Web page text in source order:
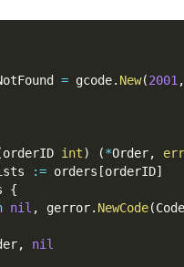
= gcode. New(2001 ,
orderID int) (*Order,
:= orders [orderID]
{
nil , gerror. NewCode(
,
nil